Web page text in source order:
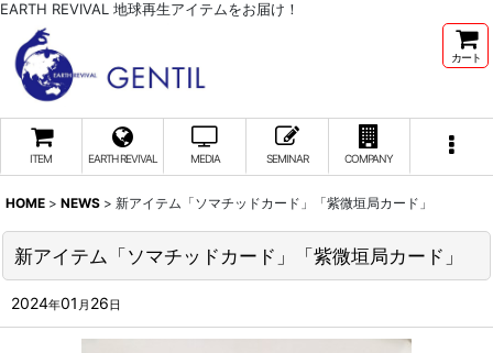
EARTH REVIVAL 地球再生アイテムをお届け！
カート
ITEM EARTH REVIVAL MEDIA SEMINAR COMPANY
HOME > NEWS > 新アイテム「ソマチッドカード」「紫微垣局カード」
新アイテム「ソマチッドカード」「紫微垣局カード」
2024年01 月 26 日